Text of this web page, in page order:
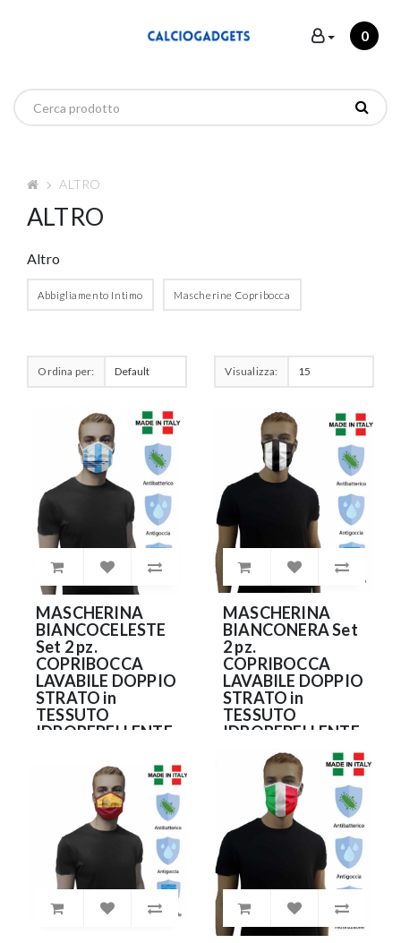
0
ALTRO
ALTRO
Altro
Abbigliamento Intimo Mascherine Copribocca
Ordina per: Visualizza:
MASCHERINA
BIANCOCELESTE
Set 2 pz.
COPRIBOCCA
LAVABILE DOPPIO
STRATO in
TESSUTO
IDROREPELLENTE
ANTIBATTERICO
(NO DPI)
MASCHERINA
BIANCONERA Set
2 pz.
COPRIBOCCA
LAVABILE DOPPIO
STRATO in
TESSUTO
IDROREPELLENTE
ANTIBATTERICO
(NO DPI)